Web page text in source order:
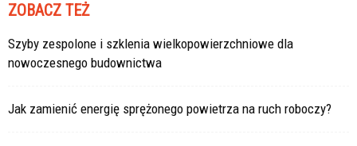
ZOBACZ TEŻ
Szyby zespolone i szklenia wielkopowierzchniowe dla
nowoczesnego budownictwa
Jak zamienić energię sprężonego powietrza na ruch roboczy?